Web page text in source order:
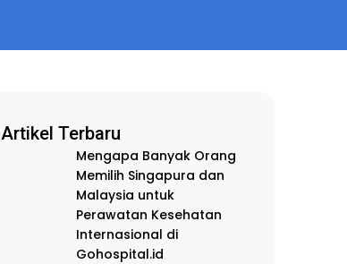
Artikel Terbaru
Mengapa Banyak Orang
Memilih Singapura dan
Malaysia untuk
Perawatan Kesehatan
Internasional di
Gohospital.id